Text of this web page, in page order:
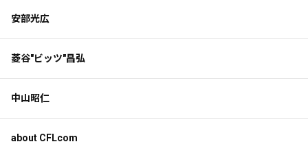
安部光広
菱谷"ビッツ"昌弘
中山昭仁
about CFLcom